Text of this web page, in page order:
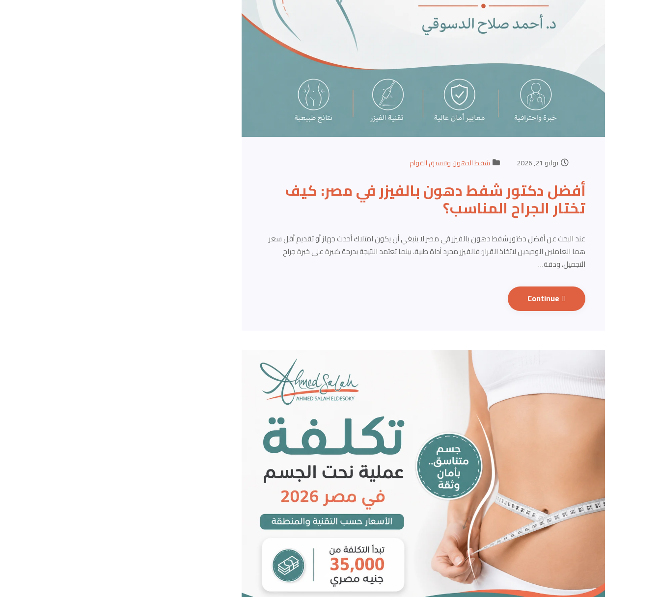
يوليو 21, 2026 شفط الدهون وتنسيق القوام
أفضل دكتور شفط دهون بالفيزر في مصر: كيف
تختار الجراح المناسب؟
عند البحث عن أفضل دكتور شفط دهون بالفيزر في مصر لا ينبغي أن يكون امتلاك أحدث جهاز أو تقديم أقل سعر
هما العاملين الوحيدين لاتخاذ القرار؛ فالفيزر مجرد أداة طبية، بينما تعتمد النتيجة بدرجة كبيرة على خبرة جراح
التجميل، ودقة…
Continue